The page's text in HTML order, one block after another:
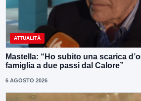
ATTUALITÀ
Mastella: “Ho subito una scarica
famiglia a due passi dal Calore”
6 AGOSTO 2026